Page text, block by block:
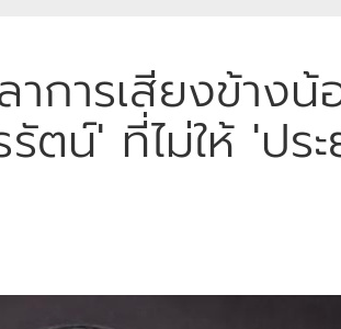
การเสียงข้างน้
ตน์' ที่ไม่ให้ 'ปร